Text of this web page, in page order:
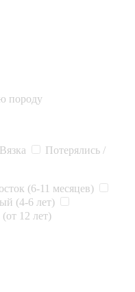
породу
Вязка
Потерялись /
(6-11 месяцев)
(4-6 лет)
12 лет)